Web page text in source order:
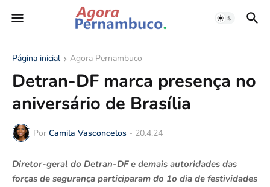
Página inicial Agora Pernambuco
Detran-DF marca presença no
aniversário de Brasília
Por Camila Vasconcelos - 20.4.24
Diretor-geral do Detran-DF e demais autoridades das
forças de segurança participaram do 1o dia de festividades